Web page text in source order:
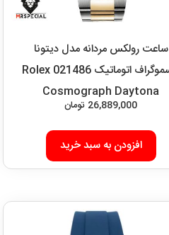
ساعت رولکس مردانه مدل دیتونا
کاسموگراف اتوماتیک 021486 Rolex
Cosmograph Daytona
26,889,000 تومان
افزودن به سبد خرید